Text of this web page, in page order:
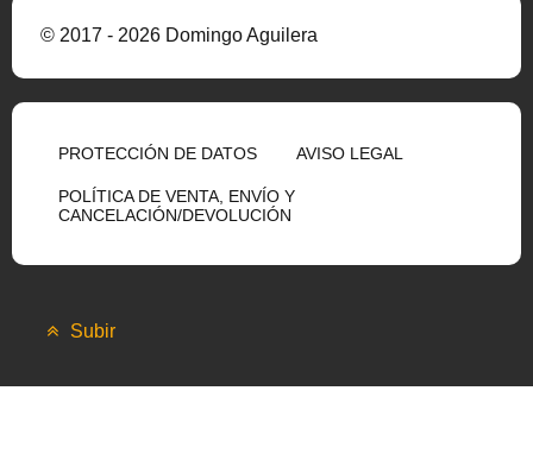
© 2017 - 2026 Domingo Aguilera
PROTECCIÓN DE DATOS AVISO LEGAL
POLÍTICA DE VENTA, ENVÍO Y
CANCELACIÓN/DEVOLUCIÓN
Subir